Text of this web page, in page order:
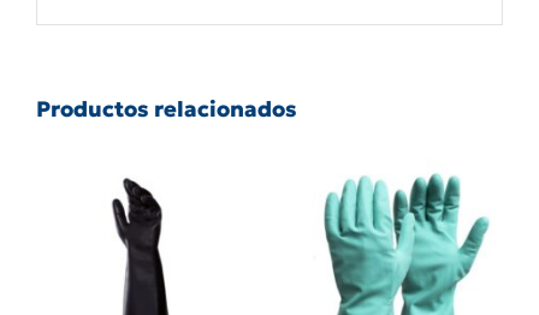
Productos relacionados